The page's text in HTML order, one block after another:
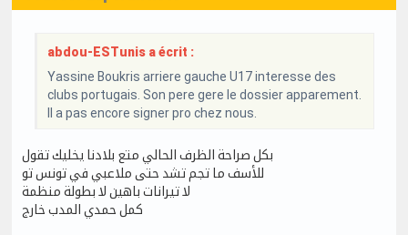
abdou-ESTunis a écrit :
Yassine Boukris arriere gauche U17 interesse des
clubs portugais. Son pere gere le dossier apparement.
Il a pas encore signer pro chez nous.
بكل صراحة الظرف الحالي متع بلادنا يخليك تقول
للأسف ما تجم تشد حتى ملاعبي في تونس تو
لا تيرانات باهين لا بطولة منظمة
كمل حمدي المدب خارج